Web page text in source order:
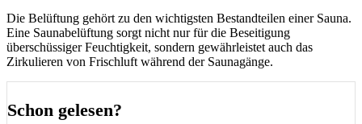
Die Belüftung gehört zu den wichtigsten Bestandteilen einer Sauna.
Eine Saunabelüftung sorgt nicht nur für die Beseitigung
überschüssiger Feuchtigkeit, sondern gewährleistet auch das
Zirkulieren von Frischluft während der Saunagänge.
Schon gelesen?